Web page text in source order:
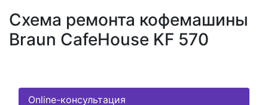
Схема ремонта кофемашины
Braun CafeHouse KF 570
Online-консультация